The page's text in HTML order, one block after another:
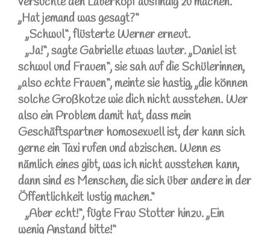
„Hat jemand was gesagt?“
„Schwul“, flüsterte Werner erneut.
„Ja!“, sagte Gabrielle etwas lauter. „Daniel ist
schwul und Frauen“, sie sah auf die Schülerinnen,
„also echte Frauen“, meinte sie hastig, „die können
solche Großkotze wie dich nicht ausstehen. Wer
also ein Problem damit hat, dass mein
Geschäftspartner homosexuell ist, der kann sich
gerne ein Taxi rufen und abzischen. Wenn es
nämlich eines gibt, was ich nicht ausstehen kann,
dann sind es Menschen, die sich über andere in der
Öffentlichkeit lustig machen.“
„Aber echt!“, fügte Frau Stotter hinzu. „Ein
wenig Anstand bitte!“